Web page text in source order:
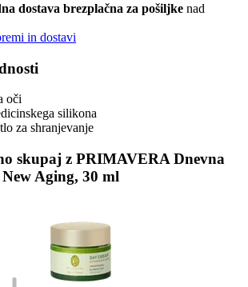
dostava brezplačna za pošiljke nad
in dostavi
oči
silikona
za shranjevanje
skupaj z PRIMAVERA Dnevna
Aging, 30 ml